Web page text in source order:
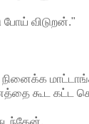
விடுறன்."
நினைக்க
கூட கட்ட